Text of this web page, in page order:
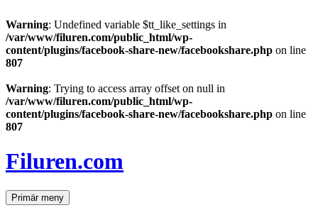
Warning: Undefined variable $tt_like_settings in
/var/www/filuren.com/public_html/wp-
content/plugins/facebook-share-new/facebookshare.php on line
807
Warning: Trying to access array offset on null in
/var/www/filuren.com/public_html/wp-
content/plugins/facebook-share-new/facebookshare.php on line
807
till
innehåll
Filuren.com
SökPrimär meny